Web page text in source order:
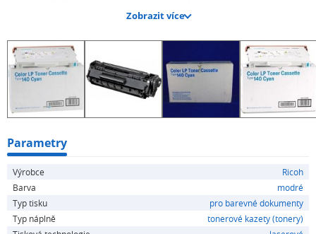
Rádi vám ihned poradíme! :-) Nakupte u nás z pohodlí
vašeho domova nebo kanceláře, bez nutnosti navštívit
kamennou prodejnu.
Zobrazit více
Parametry
Výrobce
Ricoh
Barva
modré
Typ tisku
pro barevné dokumenty
Typ náplně
tonerové kazety (tonery)